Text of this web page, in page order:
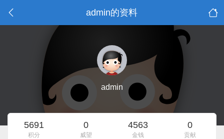
admin的资料
admin
5691
积分
0
威望
4563
金钱
0
贡献